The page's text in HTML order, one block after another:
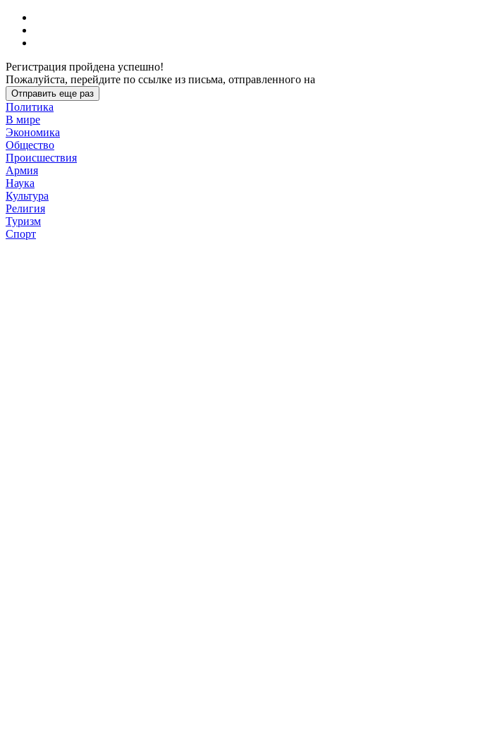
Регистрация пройдена успешно!
Пожалуйста, перейдите по ссылке из письма, отправленного на
Отправить еще раз
Политика
В мире
Экономика
Общество
Происшествия
Армия
Наука
Культура
Религия
Туризм
Спорт